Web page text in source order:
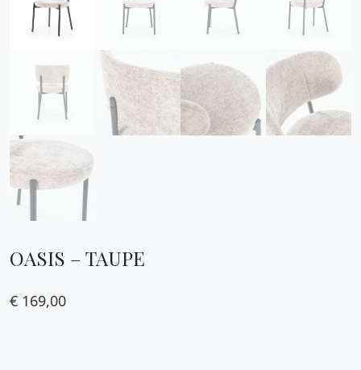
OASIS – TAUPE
€ 169,00